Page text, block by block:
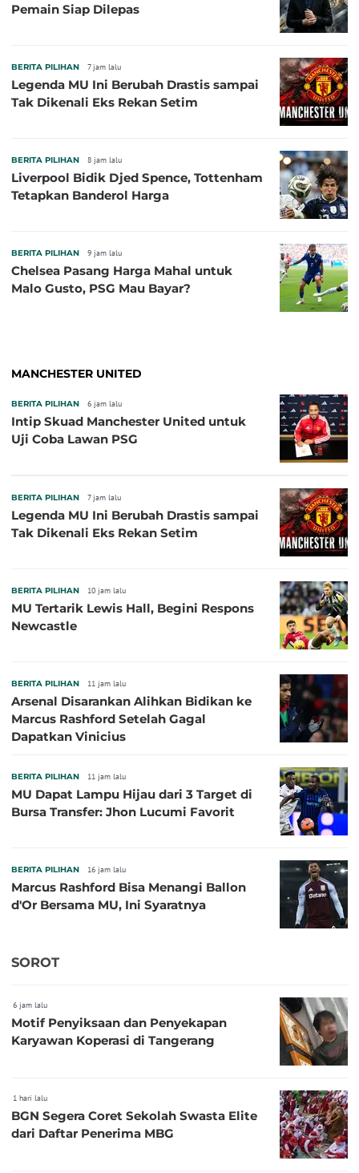
Pemain Siap Dilepas
BERITA PILIHAN 7 jam lalu
Legenda MU Ini Berubah Drastis sampai
Tak Dikenali Eks Rekan Setim
BERITA PILIHAN 8 jam lalu
Liverpool Bidik Djed Spence, Tottenham
Tetapkan Banderol Harga
BERITA PILIHAN 9 jam lalu
Chelsea Pasang Harga Mahal untuk
Malo Gusto, PSG Mau Bayar?
MANCHESTER UNITED
BERITA PILIHAN 6 jam lalu
Intip Skuad Manchester United untuk
Uji Coba Lawan PSG
BERITA PILIHAN 7 jam lalu
Legenda MU Ini Berubah Drastis sampai
Tak Dikenali Eks Rekan Setim
BERITA PILIHAN 10 jam lalu
MU Tertarik Lewis Hall, Begini Respons
Newcastle
BERITA PILIHAN 11 jam lalu
Arsenal Disarankan Alihkan Bidikan ke
Marcus Rashford Setelah Gagal
Dapatkan Vinicius
BERITA PILIHAN 11 jam lalu
MU Dapat Lampu Hijau dari 3 Target di
Bursa Transfer: Jhon Lucumi Favorit
BERITA PILIHAN 16 jam lalu
Marcus Rashford Bisa Menangi Ballon
d'Or Bersama MU, Ini Syaratnya
SOROT
6 jam lalu
Motif Penyiksaan dan Penyekapan
Karyawan Koperasi di Tangerang
1 hari lalu
BGN Segera Coret Sekolah Swasta Elite
dari Daftar Penerima MBG